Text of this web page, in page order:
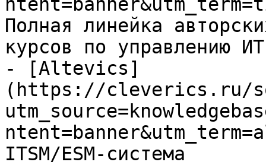
Полная линейка
курсов по управлению ИТ
- [Altevics]
(https://cleverics.ru/
ITSM/ESM-система